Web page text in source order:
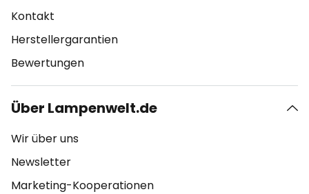
Kontakt
Herstellergarantien
Bewertungen
Über Lampenwelt.de
Wir über uns
Newsletter
Marketing-Kooperationen